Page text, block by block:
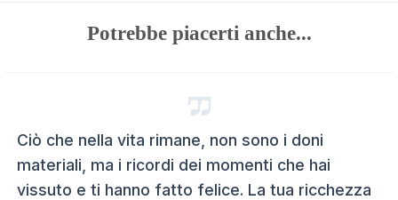
Potrebbe piacerti anche...
Ciò che nella vita rimane, non sono i doni
materiali, ma i ricordi dei momenti che hai
vissuto e ti hanno fatto felice. La tua ricchezza